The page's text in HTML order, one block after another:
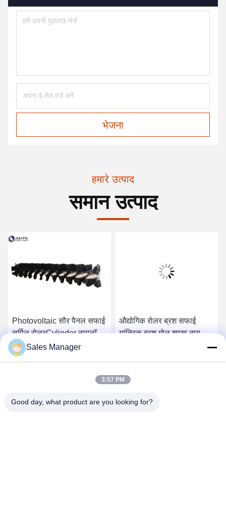
भेजना
हमारे उत्पाद
समान उत्पाद
Photovoltaic सौर पैनल सफाई
सर्पिल रोलरCylinder नायलॉन
सौर पैनल सफाई ब्रश रोलर
अनुकूलित के साथ
औद्योगिक रोलर ब्रश सफाई
यांत्रिक ब्रश गोल शाफ्ट नायलॉन
Sales Manager
3:57 PM
Good day, what product are you looking for?